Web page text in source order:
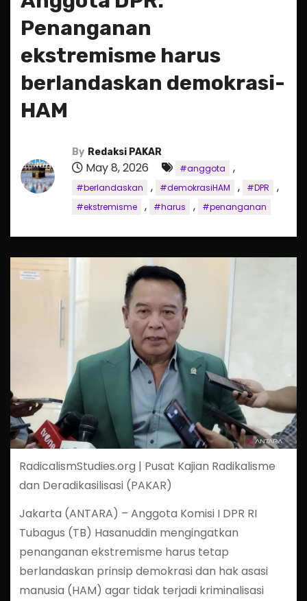
Penanganan
ekstremisme harus
berlandaskan demokrasi-
HAM
By Redaksi PAKAR
May 8, 2026 #anggota ,
#berlandaskan , #demokrasiHAM , #DPR ,
#ekstremisme , #harus , #penanganan
RadicalismStudies.org | Pusat Kajian Radikalisme
dan Deradikasilisasi (PAKAR)
Jakarta (ANTARA) – Anggota Komisi I DPR RI
Tubagus (TB) Hasanuddin mengingatkan
penanganan ekstremisme harus tetap
berlandaskan prinsip demokrasi dan hak asasi
manusia (HAM) agar tidak terjadi kriminalisasi